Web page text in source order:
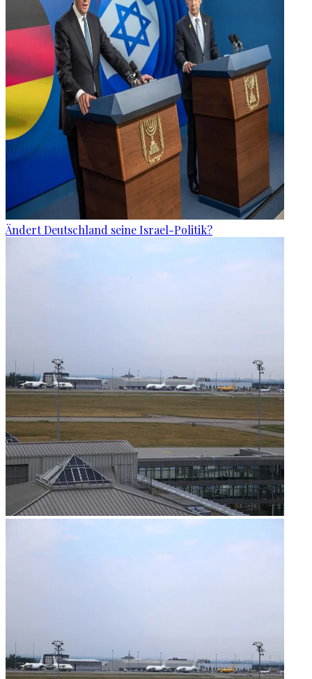
Ändert Deutschland seine Israel-Politik?